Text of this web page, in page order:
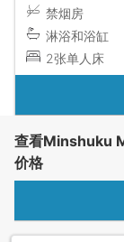
禁烟房
淋浴和浴缸
2张单人床
查看Minshuku
价格